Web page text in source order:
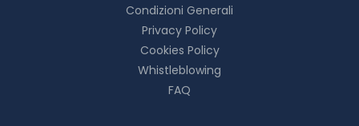
Condizioni Generali
Privacy Policy
Cookies Policy
Whistleblowing
FAQ